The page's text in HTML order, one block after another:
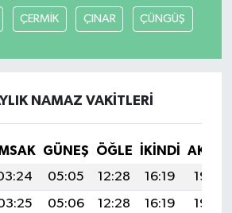
ÇERMİK ÇINAR ÇÜNGÜŞ
NAMAZ VAKITLERI
GÜNEŞ ÖĞLE İKINDI
05:05 12:28 16:19
19:40
05:06 12:28 16:19
19:40